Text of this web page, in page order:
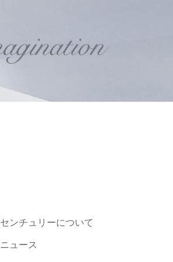
センチュリーについて
ニュース